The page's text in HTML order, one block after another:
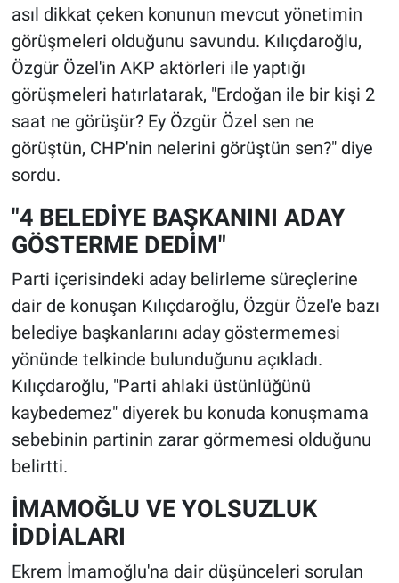
asıl dikkat çeken konunun mevcut yönetimin
görüşmeleri olduğunu savundu. Kılıçdaroğlu,
Özgür Özel'in AKP aktörleri ile yaptığı
görüşmeleri hatırlatarak, "Erdoğan ile bir kişi 2
saat ne görüşür? Ey Özgür Özel sen ne
görüştün, CHP'nin nelerini görüştün sen?" diye
sordu.
"4 BELEDİYE BAŞKANINI ADAY
GÖSTERME DEDİM"
Parti içerisindeki aday belirleme süreçlerine
dair de konuşan Kılıçdaroğlu, Özgür Özel'e bazı
belediye başkanlarını aday göstermemesi
yönünde telkinde bulunduğunu açıkladı.
Kılıçdaroğlu, "Parti ahlaki üstünlüğünü
kaybedemez" diyerek bu konuda konuşmama
sebebinin partinin zarar görmemesi olduğunu
belirtti.
İMAMOĞLU VE YOLSUZLUK
İDDİALARI
Ekrem İmamoğlu'na dair düşünceleri sorulan